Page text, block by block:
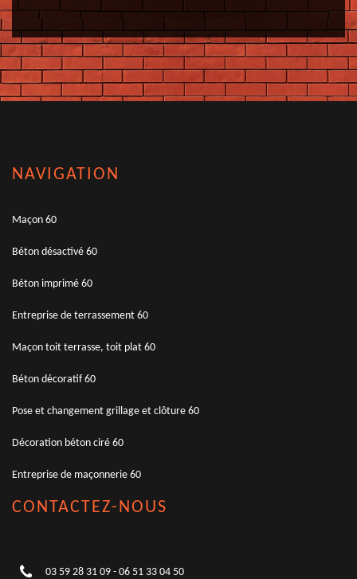
NAVIGATION
Maçon 60
Béton désactivé 60
Béton imprimé 60
Entreprise de terrassement 60
Maçon toit terrasse, toit plat 60
Béton décoratif 60
Pose et changement grillage et clôture 60
Décoration béton ciré 60
Entreprise de maçonnerie 60
CONTACTEZ-NOUS
03 59 28 31 09 - 06 51 33 04 50